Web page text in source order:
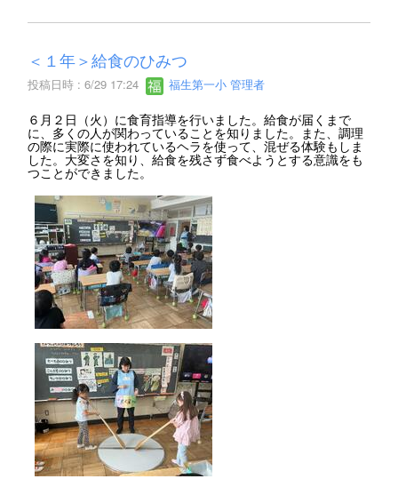
＜１年＞給食のひみつ
投稿日時 : 6/29 17:24 福生第一小 管理者
６月２日（火）に食育指導を行いました。給食が届くまで
に、多くの人が関わっていることを知りました。また、調理
の際に実際に使われているヘラを使って、混ぜる体験もしま
した。大変さを知り、給食を残さず食べようとする意識をも
つことができました。